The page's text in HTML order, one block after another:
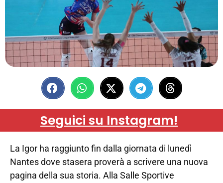
Seguici su Instagram!
La Igor ha raggiunto fin dalla giornata di lunedì
Nantes dove stasera proverà a scrivere una nuova
pagina della sua storia. Alla Salle Sportive